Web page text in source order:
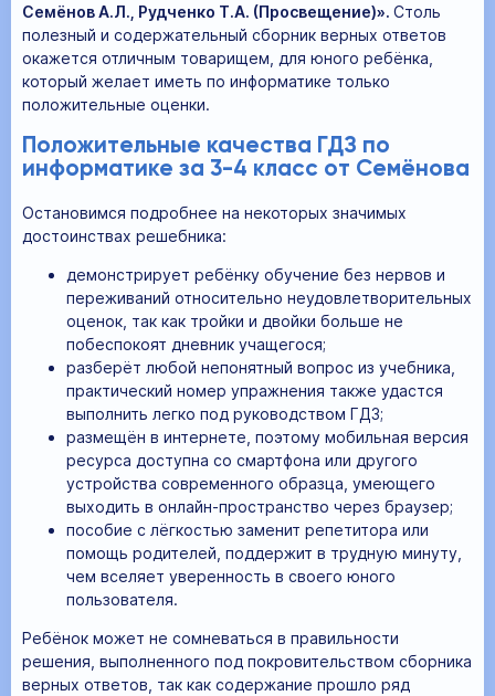
Семёнов А.Л., Рудченко Т.А. (Просвещение)». Столь
полезный и содержательный сборник верных ответов
окажется отличным товарищем, для юного ребёнка,
который желает иметь по информатике только
положительные оценки.
Положительные качества ГДЗ по
информатике за 3-4 класс от Семёнова
Остановимся подробнее на некоторых значимых
достоинствах решебника:
демонстрирует ребёнку обучение без нервов и
переживаний относительно неудовлетворительных
оценок, так как тройки и двойки больше не
побеспокоят дневник учащегося;
разберёт любой непонятный вопрос из учебника,
практический номер упражнения также удастся
выполнить легко под руководством ГДЗ;
размещён в интернете, поэтому мобильная версия
ресурса доступна со смартфона или другого
устройства современного образца, умеющего
выходить в онлайн-пространство через браузер;
пособие с лёгкостью заменит репетитора или
помощь родителей, поддержит в трудную минуту,
чем вселяет уверенность в своего юного
пользователя.
Ребёнок может не сомневаться в правильности
решения, выполненного под покровительством сборника
верных ответов, так как содержание прошло ряд